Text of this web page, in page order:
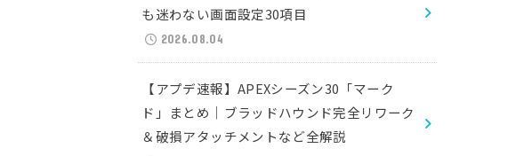
も迷わない画面設定30項目
2026.08.04
【アプデ速報】APEXシーズン30「マーク
ド」まとめ｜ブラッドハウンド完全リワーク
＆破損アタッチメントなど全解説